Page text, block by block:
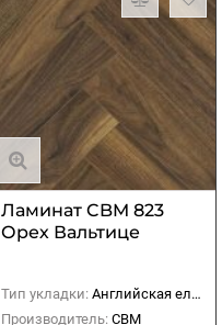
Ламинат CBM 823
Орех Вальтице
Тип укладки: Английская елка
Производитель: CBM